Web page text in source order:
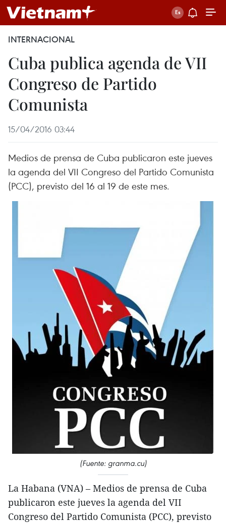
INTERNACIONAL
Cuba publica agenda de VII
Congreso de Partido
Comunista
15/04/2016 03:44
Medios de prensa de Cuba publicaron este jueves
la agenda del VII Congreso del Partido Comunista
(PCC), previsto del 16 al 19 de este mes.
(Fuente: granma.cu)
La Habana (VNA) – Medios de prensa de Cuba
publicaron este jueves la agenda del VII
Congreso del Partido Comunista (PCC), previsto